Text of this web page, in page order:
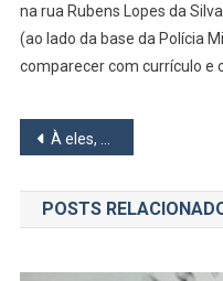
na rua Rubens Lopes da
(ao lado da base da Polícia
comparecer com currículo e
Navegação
de
Post
À eles, Nudes!
POSTS